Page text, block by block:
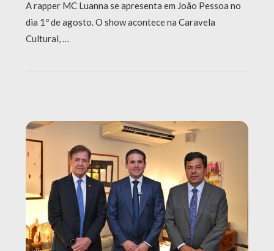
A rapper MC Luanna se apresenta em João Pessoa no
dia 1º de agosto. O show acontece na Caravela
Cultural, …